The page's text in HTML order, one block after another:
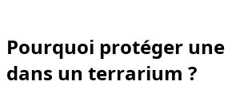
Pourquoi protéger
dans un terrarium ?